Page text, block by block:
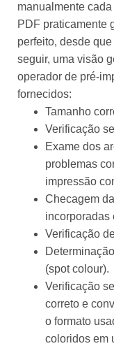
manualmente
PDF praticamente
perfeito, desde
seguir, uma visão
operador de pré-
fornecidos:
Tamanho
Verificação
Exame dos
problemas
impressão
Checagem
incorporadas
Verificação
(spot colour).
Verificação
correto e
o formato
coloridos em